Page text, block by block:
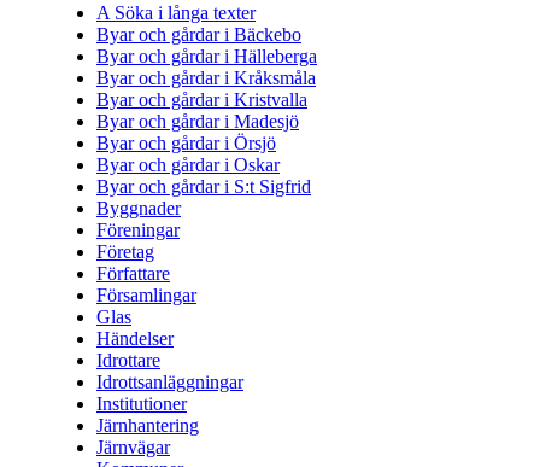
A Söka i långa texter
Byar och gårdar i Bäckebo
Byar och gårdar i Hälleberga
Byar och gårdar i Kråksmåla
Byar och gårdar i Kristvalla
Byar och gårdar i Madesjö
Byar och gårdar i Örsjö
Byar och gårdar i Oskar
Byar och gårdar i S:t Sigfrid
Byggnader
Föreningar
Företag
Författare
Församlingar
Glas
Händelser
Idrottare
Idrottsanläggningar
Institutioner
Järnhantering
Järnvägar